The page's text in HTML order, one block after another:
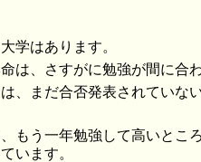
学はあります。
は、さすがに勉強が間に合
、まだ合否発表されていない
もう一年勉強して高いとこ
います。